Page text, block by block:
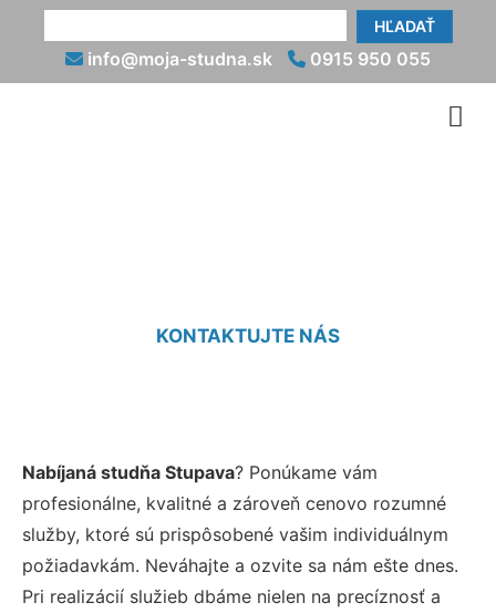
HĽADAŤ
info@moja-studna.sk 0915 950 055
KONTAKTUJTE NÁS
Nabíjaná studňa Stupava? Ponúkame vám
profesionálne, kvalitné a zároveň cenovo rozumné
služby, ktoré sú prispôsobené vašim individuálnym
požiadavkám. Neváhajte a ozvite sa nám ešte dnes.
Pri realizácií služieb dbáme nielen na precíznosť a